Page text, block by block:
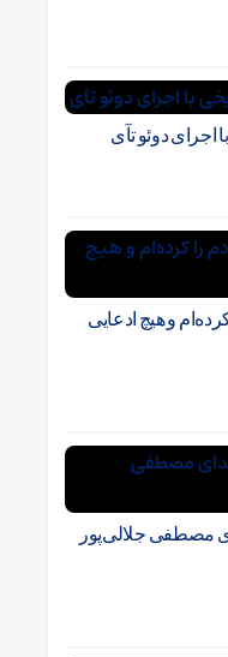
اجرای دوئو تآی
و هیچ ادعایی
مصطفی جلالی‌پور